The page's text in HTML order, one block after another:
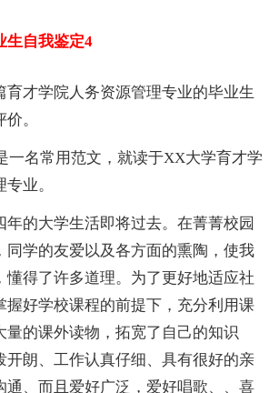
生自我鉴定4
才学院人务资源管理专业的毕业生
。
名常用范文，就读于XX大学育才学
业。
的大学生活即将过去。在菁菁校园
同学的友爱以及各方面的熏陶，使我
懂得了许多道理。为了更好地适应社
握好学校课程的前提下，充分利用课
量的课外读物，拓宽了自己的知识
开朗、工作认真仔细、具有很好的亲
通、而且爱好广泛，爱好唱歌、、喜